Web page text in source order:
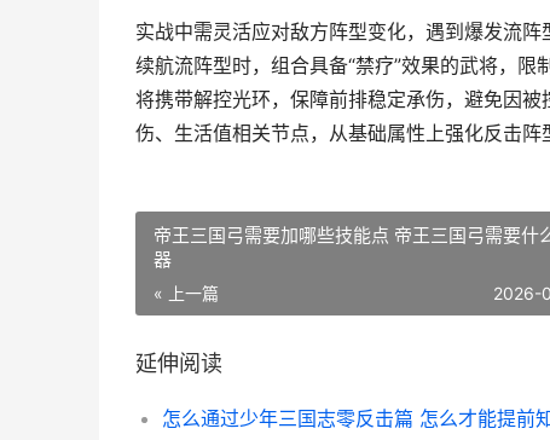
实战中需灵活应对敌方阵型变化，遇到爆发流
续航流阵型时，组合具备“禁疗”效果的武将，
将携带解控光环，保障前排稳定承伤，避免因
伤、生活值相关节点，从基础属性上强化反击阵
帝王三国弓需要加哪些技能点 帝王三国弓需要什
器
« 上一篇 2026-
延伸阅读